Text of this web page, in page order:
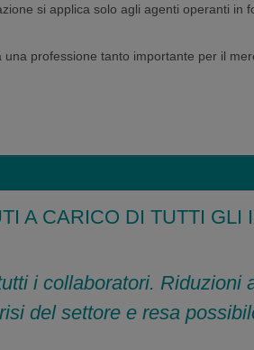
si applica solo agli agenti operanti in
professione tanto importante per il
A CARICO DI TUTTI GLI
i collaboratori. Riduzioni
del settore e resa